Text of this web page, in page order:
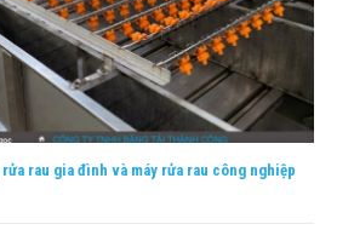
rau gia đình và máy rửa rau công nghiệp